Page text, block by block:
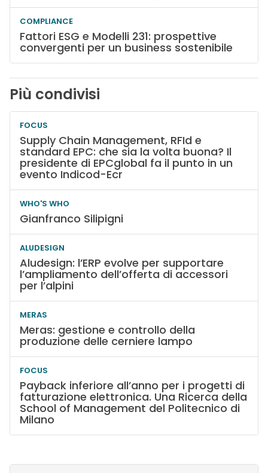
COMPLIANCE
Fattori ESG e Modelli 231: prospettive
convergenti per un business sostenibile
Più condivisi
FOCUS
Supply Chain Management, RFId e
standard EPC: che sia la volta buona? Il
presidente di EPCglobal fa il punto in un
evento Indicod-Ecr
WHO'S WHO
Gianfranco Silipigni
ALUDESIGN
Aludesign: l’ERP evolve per supportare
l’ampliamento dell’offerta di accessori
per l’alpini
MERAS
Meras: gestione e controllo della
produzione delle cerniere lampo
FOCUS
Payback inferiore all’anno per i progetti di
fatturazione elettronica. Una Ricerca della
School of Management del Politecnico di
Milano